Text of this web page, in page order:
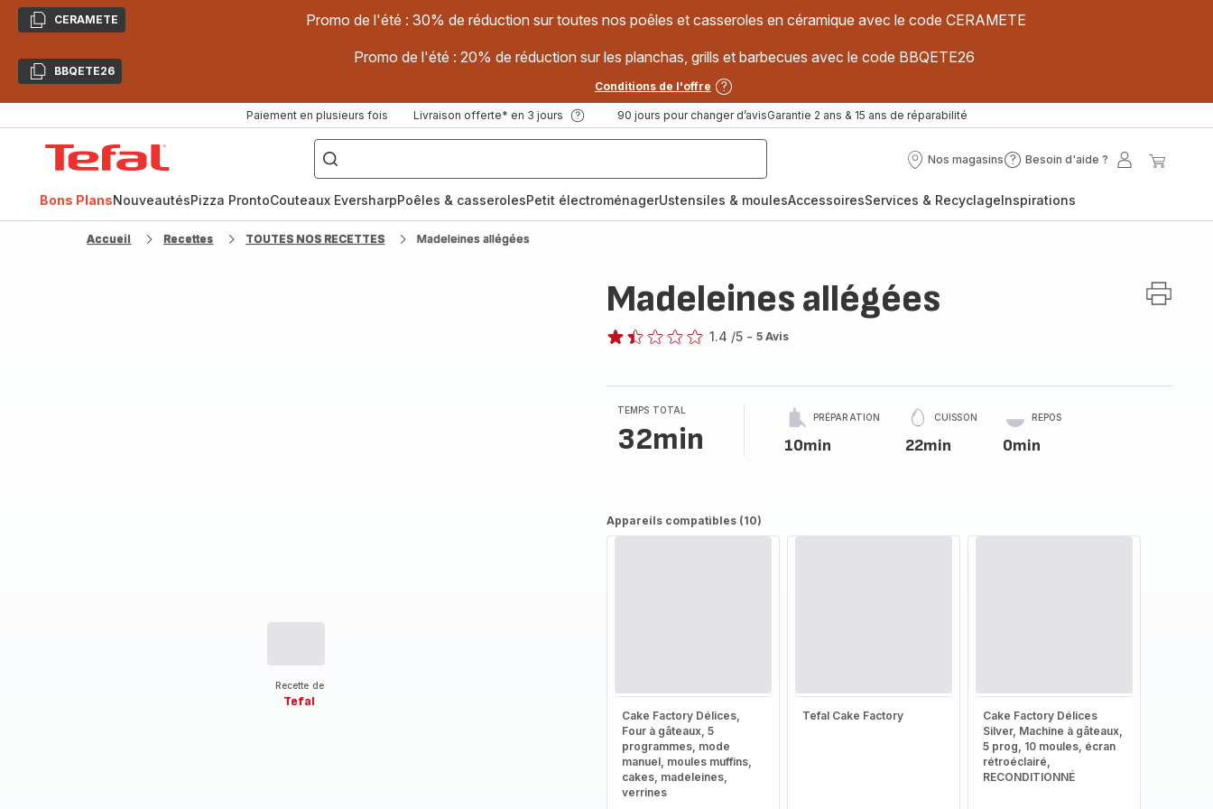
CopierCERAMETE Promo de l'été : 30% de réduction sur toutes nos poêles et casseroles en céramique avec le code CERAMETE
CopierBBQETE26
Promo de l'été : 20% de réduction sur les planchas, grills et barbecues avec le code BBQETE26
Conditions de l'offre
Paiement en plusieurs fois Livraison offerte* en 3 jours 90 jours pour changer d’avisGarantie 2 ans & 15 ans de réparabilité
["Poêles
inox,
Cake
Factory,
Nos magasins
Nos
Besoin d'aide ?
Besoin
?
Mon
Bons PlansNouveautésPizza ProntoCouteaux EversharpPoêles & casserolesPetit électroménagerUstensiles & moulesAccessoiresServices & RecyclageInspirations
Accueil Recettes TOUTES NOS RECETTES Madeleines allégées
Recette de
Tefal
Madeleines allégées
1.4 /5 - 5 Avis
TEMPS TOTAL
32min
PRÉPARATION
10min
CUISSON
22min
REPOS
0min
Appareils compatibles (10)
Cake Factory Délices,
Four à gâteaux, 5
programmes, mode
manuel, moules muffins,
cakes, madeleines,
verrines
Tefal Cake Factory
Cake Factory Délices
Silver, Machine à gâteaux,
5 prog, 10 moules, écran
rétroéclairé,
RECONDITIONNÉ